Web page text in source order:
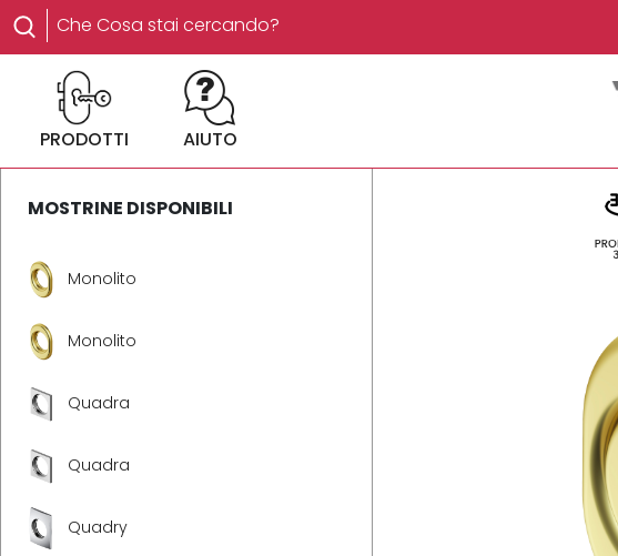
PRODOTTI AIUTO
MOSTRINE DISPONIBILI
Monolito
Monolito
Quadra
Quadra
Quadry